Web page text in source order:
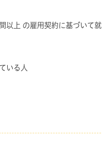
以上 の雇用契約に基づいて就
いる人